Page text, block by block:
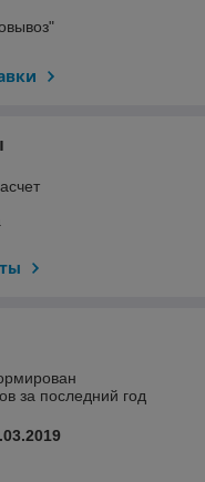
за последний год